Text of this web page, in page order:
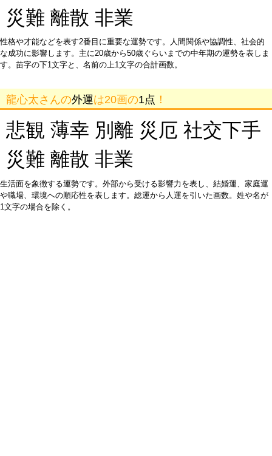
災難 離散 非業
性格や才能などを表す2番目に重要な運勢です。人間関係や協調性、社会的
な成功に影響します。主に20歳から50歳ぐらいまでの中年期の運勢を表しま
す。苗字の下1文字と、名前の上1文字の合計画数。
龍心太さんの外運は20画の1点 ！
悲観 薄幸 別離 災厄 社交下手
災難 離散 非業
生活面を象徴する運勢です。外部から受ける影響力を表し、結婚運、家庭運
や職場、環境への順応性を表します。総運から人運を引いた画数。姓や名が
1文字の場合を除く。